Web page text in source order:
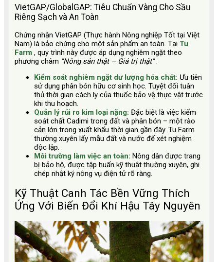
VietGAP/GlobalGAP: Tiêu Chuẩn Vàng Cho Sầu
Riêng Sạch và An Toàn
Chứng nhận VietGAP (Thực hành Nông nghiệp Tốt tại Việt
Nam) là bảo chứng cho một sản phẩm an toàn. Tại Tu
Farm , quy trình này được áp dụng nghiêm ngặt theo
phương châm "Nông sản thật – Giá trị thật":
Kiểm soát nghiêm ngặt dư lượng hóa chất: Ưu tiên
sử dụng phân bón hữu cơ sinh học. Tuyệt đối tuân
thủ thời gian cách ly của thuốc bảo vệ thực vật trước
khi thu hoạch.
Quản lý rủi ro kim loại nặng: Đặc biệt là việc kiểm
soát chất Cadimi trong đất và phân bón – một rào
cản lớn trong xuất khẩu thời gian gần đây. Tu Farm
thường xuyên lấy mẫu đất và nước để xét nghiệm
độc lập.
Môi trường làm việc an toàn: Nông dân được trang
bị bảo hộ, được tập huấn kỹ thuật thường xuyên, ghi
chép nhật ký nông vụ điện tử rõ ràng.
Kỹ Thuật Canh Tác Bền Vững Thích
Ứng Với Biến Đổi Khí Hậu Tây Nguyên